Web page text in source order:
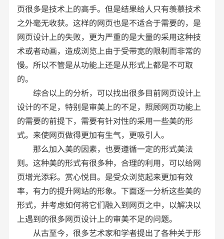
页很多是技术上的高手。但是结果给人只有羡慕技术
之外毫无收获。这样的网页也是不适合于需要的，是
网页设计上的失败，更为严重的是大量的采用这种技
术或者动画，造成浏览上由于受带宽的限制而非常的
慢。所以不管是从功能上还是从形式上都是不可取
的。
综合以上的分析，可以找出很多目前网页设计上
设计的不足，特别是审美上的不足，照顾网页功能上
的需要的前提下，需要有针对性的采用一些美的形
式。来使网页做得更加有生气，更吸引人。
那么加入美的因素，也要遵循一定的形式美法
则。这种美的形式有很多种，合理的利用，可以给网
页增光添彩。赏心悦目。是受众浏览起来更加有效
率，有力的提升网站的形象。下面逐一分析这些美的
形式，并考虑如何将它们融入到网页之中，以解决以
上遇到的很多网页设计上的审美不足的问题。
从古至今，很多艺术家和学者提出了各种关于形